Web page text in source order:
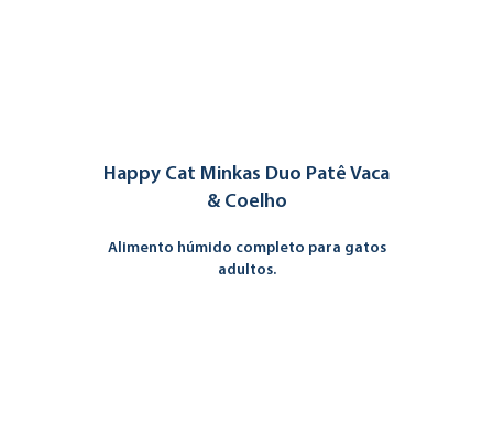
Happy Cat Minkas Duo Patê Vaca
& Coelho
Alimento húmido completo para gatos
adultos.